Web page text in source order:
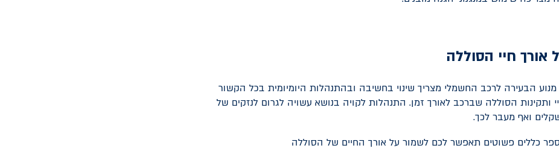
אורך חיי הסוללה
הבעירה לרכב החשמלי מצריך שינוי בחשיבה ובהתנהלות היומיומית בכל הקשור
ותקינות הסוללה שברכב לאורך זמן. התנהלות לקויה בנושא עשויה לגרום לנזקים של
ואף מעבר לכך.
כללים פשוטים תאפשר לכם לשמור על אורך החיים של הסוללה